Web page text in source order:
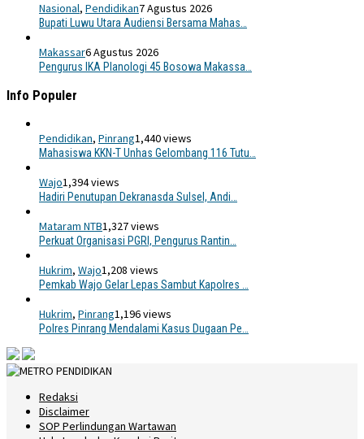
Nasional, Pendidikan7 Agustus 2026
Bupati Luwu Utara Audiensi Bersama Mahas…
Makassar6 Agustus 2026
Pengurus IKA Planologi 45 Bosowa Makassa…
Info Populer
Pendidikan, Pinrang1,440 views
Mahasiswa KKN-T Unhas Gelombang 116 Tutu…
Wajo1,394 views
Hadiri Penutupan Dekranasda Sulsel, Andi…
Mataram NTB1,327 views
Perkuat Organisasi PGRI, Pengurus Rantin…
Hukrim, Wajo1,208 views
Pemkab Wajo Gelar Lepas Sambut Kapolres …
Hukrim, Pinrang1,196 views
Polres Pinrang Mendalami Kasus Dugaan Pe…
Redaksi
Disclaimer
SOP Perlindungan Wartawan